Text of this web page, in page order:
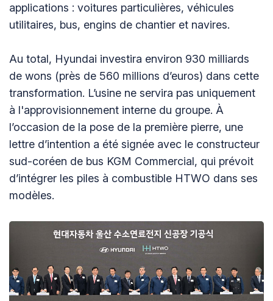
applications : voitures particulières, véhicules
utilitaires, bus, engins de chantier et navires.
Au total, Hyundai investira environ 930 milliards
de wons (près de 560 millions d’euros) dans cette
transformation. L’usine ne servira pas uniquement
à l'approvisionnement interne du groupe. À
l’occasion de la pose de la première pierre, une
lettre d’intention a été signée avec le constructeur
sud-coréen de bus KGM Commercial, qui prévoit
d’intégrer les piles à combustible HTWO dans ses
modèles.